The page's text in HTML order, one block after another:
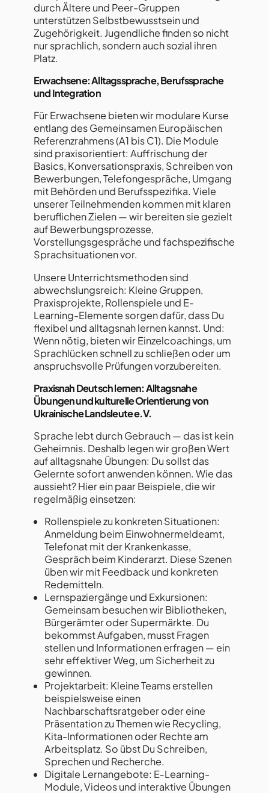
durch Ältere und Peer-Gruppen
unterstützen Selbstbewusstsein und
Zugehörigkeit. Jugendliche finden so nicht
nur sprachlich, sondern auch sozial ihren
Platz.
Erwachsene: Alltagssprache, Berufssprache
und Integration
Für Erwachsene bieten wir modulare Kurse
entlang des Gemeinsamen Europäischen
Referenzrahmens (A1 bis C1). Die Module
sind praxisorientiert: Auffrischung der
Basics, Konversationspraxis, Schreiben von
Bewerbungen, Telefongespräche, Umgang
mit Behörden und Berufsspezifika. Viele
unserer Teilnehmenden kommen mit klaren
beruflichen Zielen — wir bereiten sie gezielt
auf Bewerbungsprozesse,
Vorstellungsgespräche und fachspezifische
Sprachsituationen vor.
Unsere Unterrichtsmethoden sind
abwechslungsreich: Kleine Gruppen,
Praxisprojekte, Rollenspiele und E-
Learning-Elemente sorgen dafür, dass Du
flexibel und alltagsnah lernen kannst. Und:
Wenn nötig, bieten wir Einzelcoachings, um
Sprachlücken schnell zu schließen oder um
anspruchsvolle Prüfungen vorzubereiten.
Praxisnah Deutsch lernen: Alltagsnahe
Übungen und kulturelle Orientierung von
Ukrainische Landsleute e.V.
Sprache lebt durch Gebrauch — das ist kein
Geheimnis. Deshalb legen wir großen Wert
auf alltagsnahe Übungen: Du sollst das
Gelernte sofort anwenden können. Wie das
aussieht? Hier ein paar Beispiele, die wir
regelmäßig einsetzen:
Rollenspiele zu konkreten Situationen:
Anmeldung beim Einwohnermeldeamt,
Telefonat mit der Krankenkasse,
Gespräch beim Kinderarzt. Diese Szenen
üben wir mit Feedback und konkreten
Redemitteln.
Lernspaziergänge und Exkursionen:
Gemeinsam besuchen wir Bibliotheken,
Bürgerämter oder Supermärkte. Du
bekommst Aufgaben, musst Fragen
stellen und Informationen erfragen — ein
sehr effektiver Weg, um Sicherheit zu
gewinnen.
Projektarbeit: Kleine Teams erstellen
beispielsweise einen
Nachbarschaftsratgeber oder eine
Präsentation zu Themen wie Recycling,
Kita-Informationen oder Rechte am
Arbeitsplatz. So übst Du Schreiben,
Sprechen und Recherche.
Digitale Lernangebote: E‑Learning-
Module, Videos und interaktive Übungen